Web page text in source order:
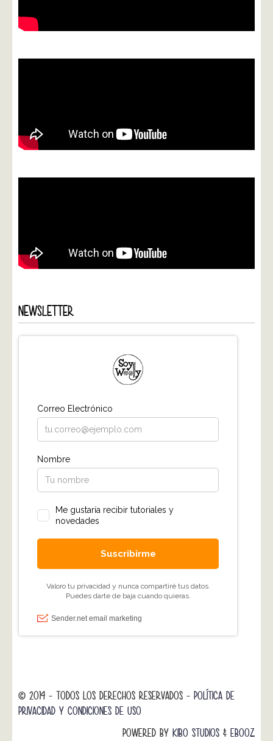
NEWSLETTER
© 2014 - TODOS LOS DERECHOS RESERVADOS - POLÍTICA DE
PRIVACIDAD Y CONDICIONES DE USO
POWERED BY KIBO STUDIOS & EBOOZ